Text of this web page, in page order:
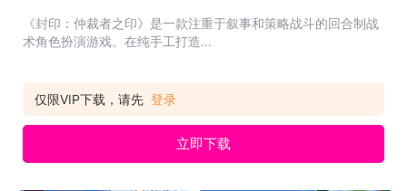
《封印：仲裁者之印》是一款注重于叙事和策略战斗的回合制战
术角色扮演游戏。在纯手工打造...
仅限VIP下载，请先 登录
立即下载